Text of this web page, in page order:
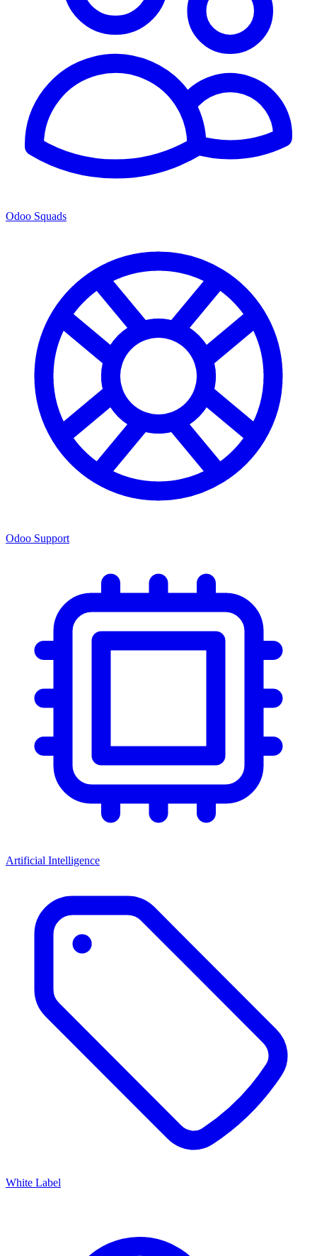
Odoo Squads
Odoo Support
Artificial Intelligence
White Label